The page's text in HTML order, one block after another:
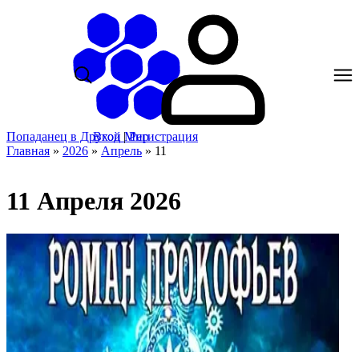
Попаданец в Другой Мир
Вход |Регистрация
Главная » 2026 » Апрель » 11
11 Апреля 2026